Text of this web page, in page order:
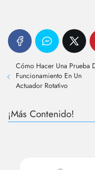
Cómo Hacer Una Prueba
Funcionamiento En Un
Actuador Rotativo
¡Más Contenido!